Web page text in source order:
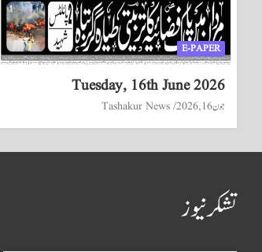
E-PAPER
Tuesday, 16th June 2026
جون 16, 2026 Tashakur News
تشکر نیوز